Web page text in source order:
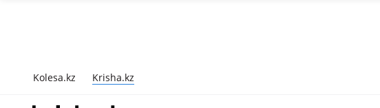
Kolesa.kz Krisha.kz